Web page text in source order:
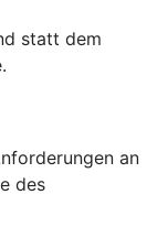
statt dem
an
des